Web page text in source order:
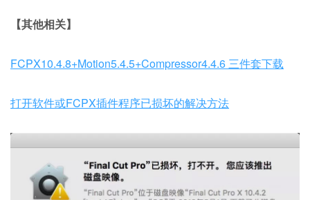
【其他相关】
FCPX10.4.8+Motion5.4.5+Compressor4.4.6 三件套下载
打开软件或FCPX插件程序已损坏的解决方法